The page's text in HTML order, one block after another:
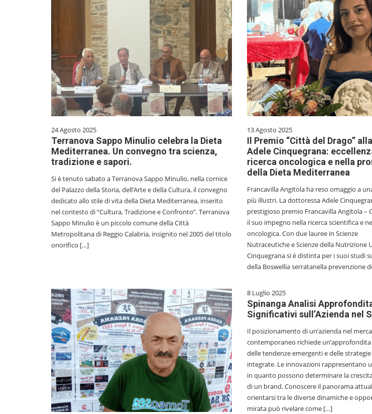
24 Agosto 2025
Terranova Sappo Minulio celebra la Dieta
Mediterranea. Un convegno tra scienza,
tradizione e sapori.
Si è tenuto sabato a Terranova Sappo Minulio, nella cornice
del Palazzo della Storia, dell’Arte e della Cultura, il convegno
dedicato allo stile di vita della Dieta Mediterranea, inserito
nel contesto di “Cultura, Tradizione e Confronto”. Terranova
Sappo Minulio è un piccolo comune della Città
Metropolitana di Reggio Calabria, insignito nel 2005 del titolo
onorifico […]
13 Agosto 2025
Il Premio “Città del Drago”
Adele Cinquegrana:
ricerca oncologica e nella
della Dieta Mediterranea
Francavilla Angitola ha reso omaggio a
più illustri. La dottoressa Adele
prestigioso premio Francavilla Angitola –
il suo impegno nella ricerca scientifica e
oncologica. Con due lauree in Scienze
Nutraceutiche e Scienze della Nutrizione
Cinquegrana si è distinta per i suoi studi
della Boswellia serratanella prevenzione
8 Luglio 2025
Spinanga Analisi
Significativi sull’Azienda nel
Il posizionamento di un’azienda nel
contemporaneo richiede
delle tendenze emergenti e delle
integrate. Le innovazioni rappresentano
in quanto possono determinare la
di un brand. Conoscere il panorama
orientarsi tra le diverse dinamiche e
mirata può rivelare come […]